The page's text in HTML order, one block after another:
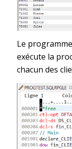
Le programme
exécute la
chacun des